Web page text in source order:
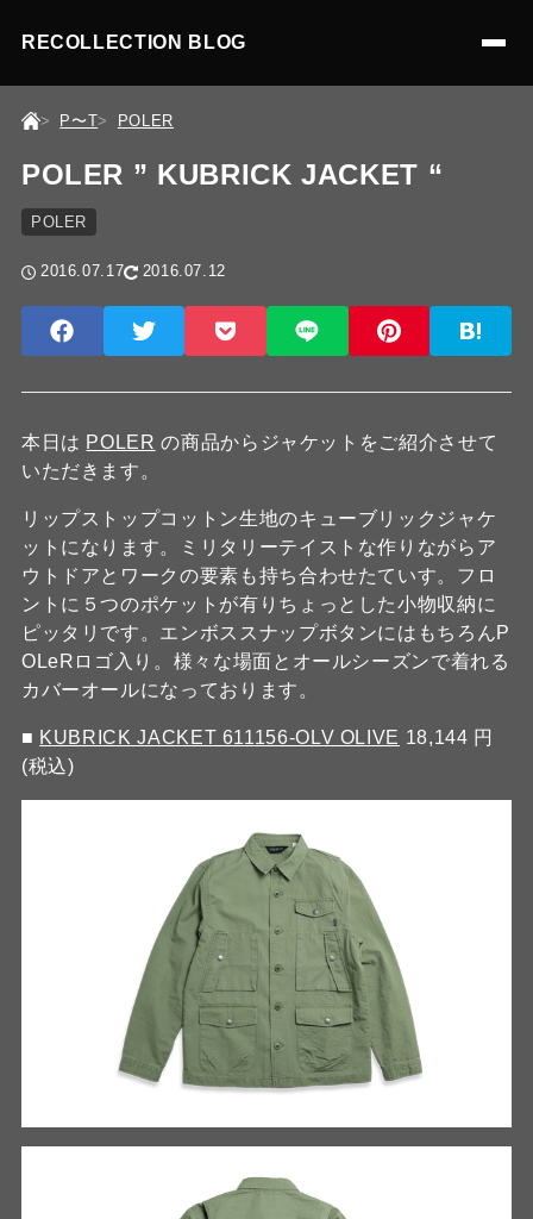
RECOLLECTION BLOG
P〜T POLER
POLER ” KUBRICK JACKET “
POLER
2016.07.17 2016.07.12
本日は POLER の商品からジャケットをご紹介させて
いただきます。
リップストップコットン生地のキューブリックジャケ
ットになります。ミリタリーテイストな作りながらア
ウトドアとワークの要素も持ち合わせたていす。フロ
ントに５つのポケットが有りちょっとした小物収納に
ピッタリです。エンボススナップボタンにはもちろんP
OLeRロゴ入り。様々な場面とオールシーズンで着れる
カバーオールになっております。
■ KUBRICK JACKET 611156-OLV OLIVE 18,144 円
(税込)